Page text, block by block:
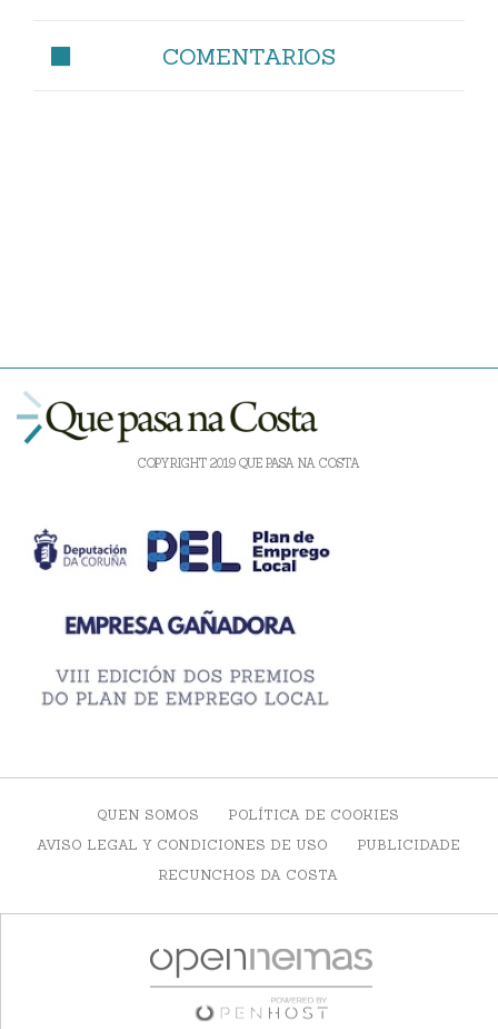
COMENTARIOS
COPYRIGHT 2019 QUE PASA NA COSTA
QUEN SOMOS
POLÍTICA DE COOKIES
AVISO LEGAL Y CONDICIONES DE USO
PUBLICIDADE
RECUNCHOS DA COSTA